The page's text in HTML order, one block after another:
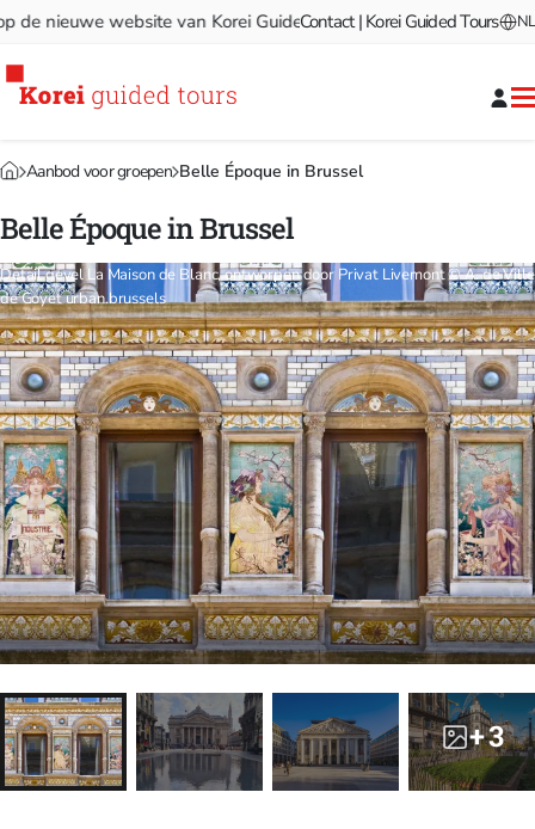
nieuwe website van Korei Guided Tours! Welkom op de
Contact | Korei Guided Tours NL
Aanbod voor groepen Belle Époque in Brussel
Belle Époque in Brussel
+ 3
Detail gevel La Maison de Blanc, ontworpen door Privat Livemont © A. de Ville
de Goyet urban.brussels